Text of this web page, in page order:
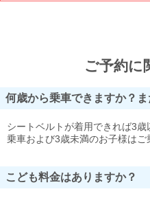
ご予約に
何歳から乗車できますか？
シートベルトが着用できれば3
乗車および3歳未満のお子様はご
こども料金はありますか？